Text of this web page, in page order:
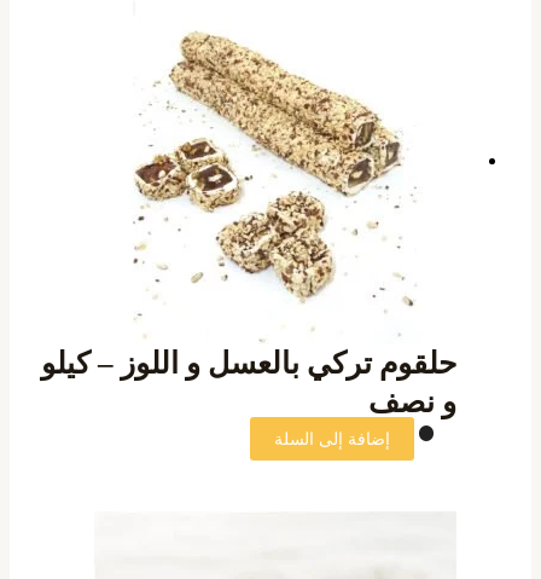
حلقوم تركي بالعسل و اللوز – كيلو
و نصف
إضافة إلى السلة